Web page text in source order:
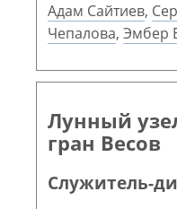
Адам Сайтиев,
Чепалова, Эмбер
Лунный
гран Весов
Служитель-